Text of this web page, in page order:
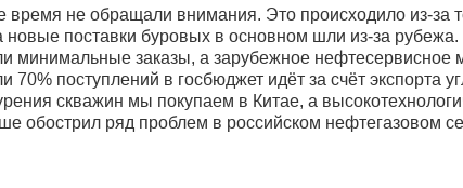
время не обращали внимания. Это происходило из‑за
новые поставки буровых в основном шли из‑за рубежа.
минимальные заказы, а зарубежное нефтесервисное
70% поступлений в госбюджет идёт за счёт экспорта
скважин мы покупаем в Китае, а
обострил ряд проблем в российском нефтегазовом